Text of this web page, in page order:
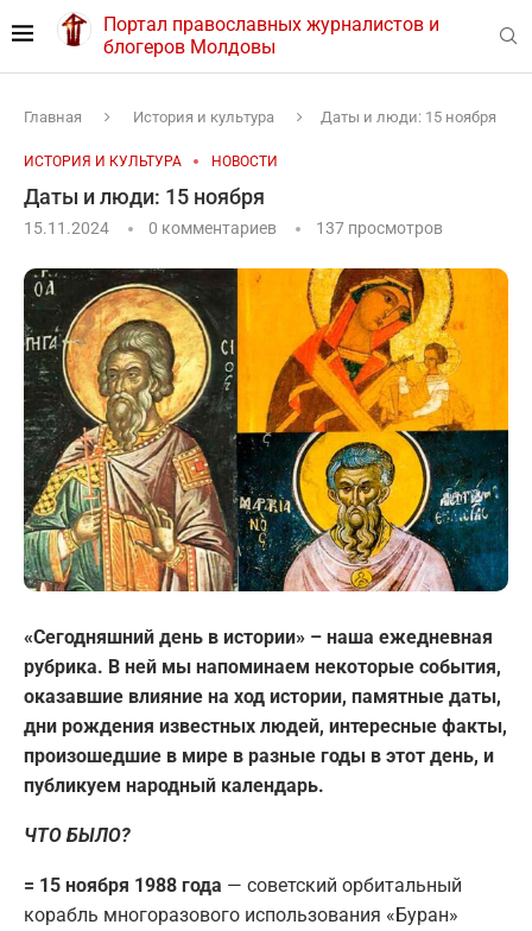
Портал православных журналистов и
блогеров Молдовы
Главная История и культура Даты и люди: 15 ноября
ИСТОРИЯ И КУЛЬТУРА НОВОСТИ
Даты и люди: 15 ноября
15.11.2024 0 комментариев 137 просмотров
«Сегодняшний день в истории» – наша ежедневная
рубрика. В ней мы напоминаем некоторые события,
оказавшие влияние на ход истории, памятные даты,
дни рождения известных людей, интересные факты,
произошедшие в мире в разные годы в этот день, и
публикуем народный календарь.
ЧТО БЫЛО?
= 15 ноября 1988 года — советский орбитальный
корабль многоразового использования «Буран»